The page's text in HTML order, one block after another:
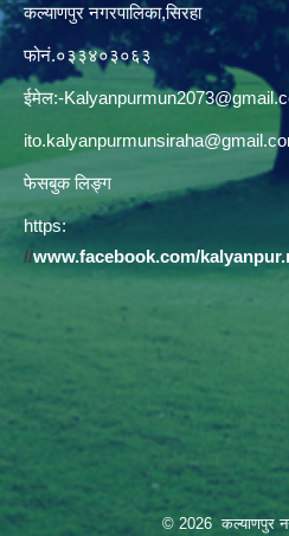
कल्याणपुर नगरपालिका,सिरहा
फोनं.०३३४०३०६३
ईमेल:-
फेसबुक लिङ्ग
https:
//www.facebook.com/
© 2026 कल्याणपुर